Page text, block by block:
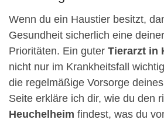
Wenn du ein Haustier besitzt,
Gesundheit sicherlich eine
Prioritäten. Ein guter Tierarzt in
nicht nur im Krankheitsfall
die regelmäßige Vorsorge
Seite erkläre ich dir, wie du den
Heuchelheim findest, was du